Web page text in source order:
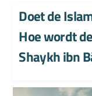
Doet de
Hoe wordt
Shaykh ibn